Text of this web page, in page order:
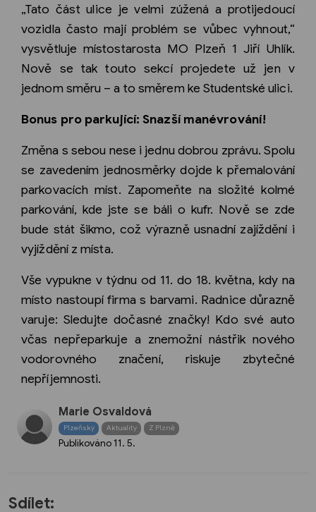
„Tato část ulice je velmi zúžená a protijedoucí
vozidla často mají problém se vůbec vyhnout,“
vysvětluje místostarosta MO Plzeň 1 Jiří Uhlík.
Nově se tak touto sekcí projedete už jen v
jednom směru – a to směrem ke Studentské ulici.
Bonus pro parkující: Snazší manévrování!
Změna s sebou nese i jednu dobrou zprávu. Spolu
se zavedením jednosměrky dojde k přemalování
parkovacích míst. Zapomeňte na složité kolmé
parkování, kde jste se báli o kufr. Nově se zde
bude stát šikmo, což výrazně usnadní zajíždění i
vyjíždění z místa.
Vše vypukne v týdnu od 11. do 18. května, kdy na
místo nastoupí firma s barvami. Radnice důrazně
varuje: Sledujte dočasné značky! Kdo své auto
včas nepřeparkuje a znemožní nástřik nového
vodorovného značení, riskuje zbytečné
nepříjemnosti.
Marie Osvaldová
Plzeňský Aktuality Z Plzně
Publikováno 11. 5.
Sdílet: